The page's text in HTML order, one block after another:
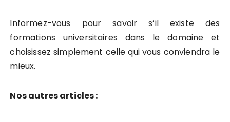
Informez-vous pour savoir s’il existe des
formations universitaires dans le domaine et
choisissez simplement celle qui vous conviendra le
mieux.
Nos autres articles :